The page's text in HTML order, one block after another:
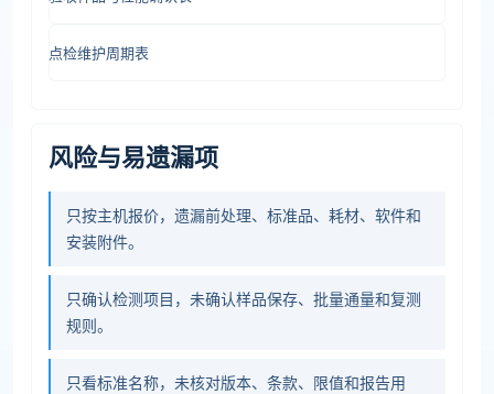
点检维护周期表
风险与易遗漏项
只按主机报价，遗漏前处理、标准品、耗材、软件和
安装附件。
只确认检测项目，未确认样品保存、批量通量和复测
规则。
只看标准名称，未核对版本、条款、限值和报告用